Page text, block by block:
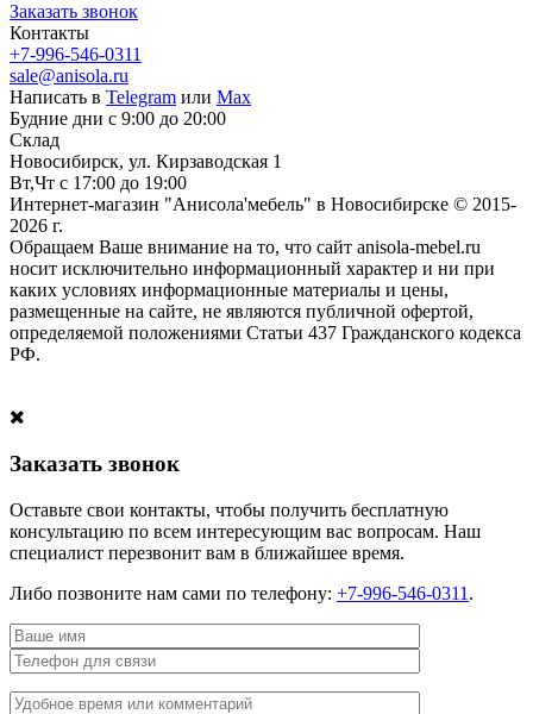
Заказать звонок
Контакты
+7-996-546-0311
sale@anisola.ru
Написать в Telegram или Max
Будние дни с 9:00 до 20:00
Склад
Новосибирск, ул. Кирзаводская 1
Вт,Чт с 17:00 до 19:00
Интернет-магазин "Анисола'мебель" в Новосибирске © 2015-
2026 г.
Обращаем Ваше внимание на то, что сайт anisola-mebel.ru
носит исключительно информационный характер и ни при
каких условиях информационные материалы и цены,
размещенные на сайте, не являются публичной офертой,
определяемой положениями Статьи 437 Гражданского кодекса
РФ.
Заказать звонок
Оставьте свои контакты, чтобы получить бесплатную
консультацию по всем интересующим вас вопросам. Наш
специалист перезвонит вам в ближайшее время.
Либо позвоните нам сами по телефону: +7-996-546-0311 .